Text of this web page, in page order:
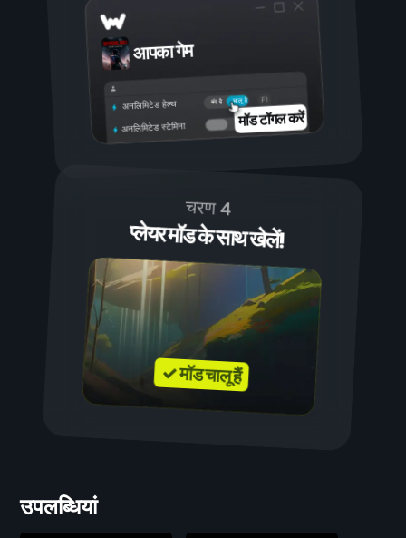
आपका गेम
चालू है
बंद है
अनलिमिटेड हेल्थ
अनलिमिटेड स्टैमिना मॉड टॉगल करें
चरण 4
प्लेयर मॉड के साथ खेलें!
✓ मॉड चालू हैं
उपलब्धियां